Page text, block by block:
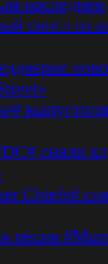
наследием
сингл из
сняли
Chiefs#
песня